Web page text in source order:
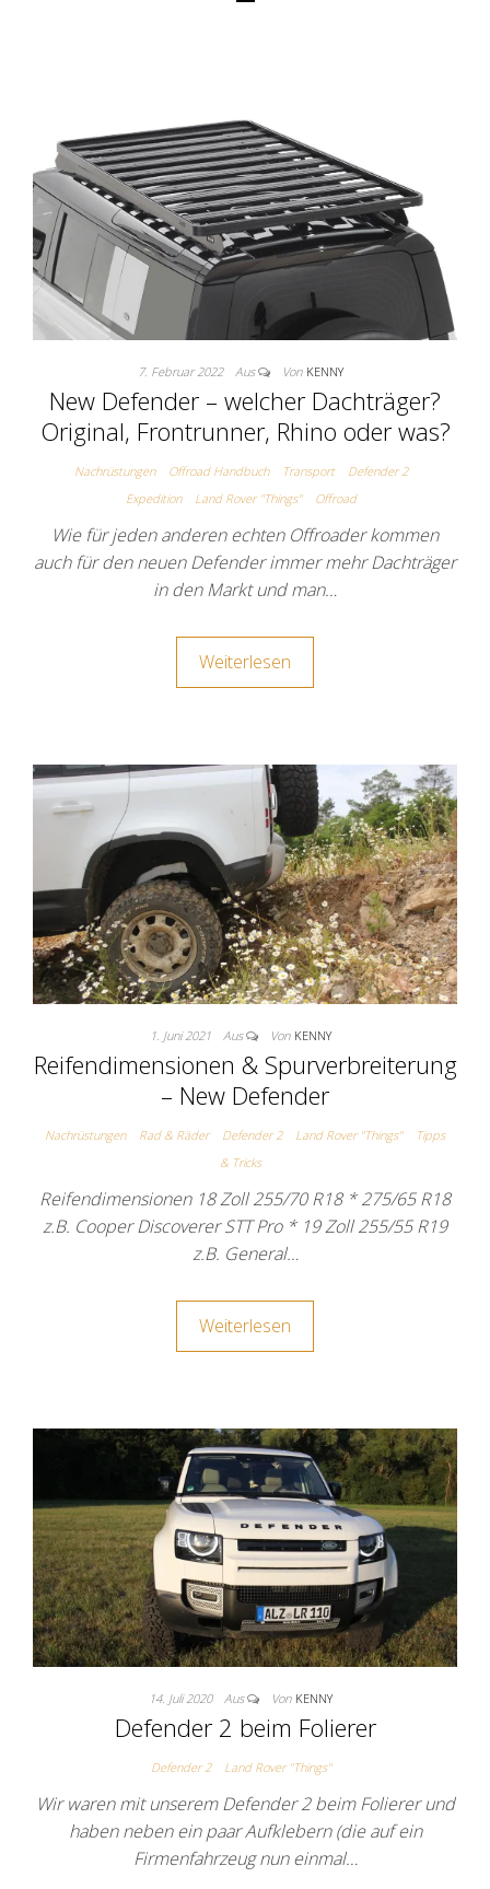
7. Februar 2022 Aus Von KENNY
New Defender – welcher Dachträger?
Original, Frontrunner, Rhino oder was?
Nachrüstungen Offroad Handbuch Transport
Defender 2
Expedition
Land Rover "Things" Offroad
Wie für jeden anderen echten Offroader kommen
auch für den neuen Defender immer mehr Dachträger
in den Markt und man…
Weiterlesen
1. Juni 2021 Aus Von KENNY
Reifendimensionen & Spurverbreiterung
– New Defender
Nachrüstungen Rad & Räder Defender 2 Land Rover "Things"
Tipps
& Tricks
Reifendimensionen 18 Zoll 255/70 R18 * 275/65 R18
z.B. Cooper Discoverer STT Pro * 19 Zoll 255/55 R19
z.B. General…
Weiterlesen
14. Juli 2020 Aus Von KENNY
Defender 2 beim Folierer
Defender 2 Land Rover "Things"
Wir waren mit unserem Defender 2 beim Folierer und
haben neben ein paar Aufklebern (die auf ein
Firmenfahrzeug nun einmal…